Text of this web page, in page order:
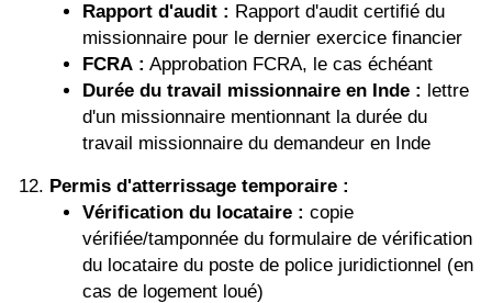
Rapport d'audit : Rapport d'audit certifié du
missionnaire pour le dernier exercice financier
FCRA : Approbation FCRA, le cas échéant
Durée du travail missionnaire en Inde : lettre
d'un missionnaire mentionnant la durée du
travail missionnaire du demandeur en Inde
Permis d'atterrissage temporaire :
Vérification du locataire : copie
vérifiée/tamponnée du formulaire de vérification
du locataire du poste de police juridictionnel (en
cas de logement loué)